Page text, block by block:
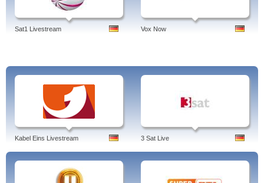
Sat1 Livestream Vox Now
Kabel Eins Livestream 3 Sat Live